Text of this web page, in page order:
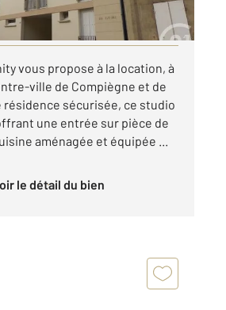
vous propose à la location, à
ville de Compiègne et de
résidence sécurisée, ce studio
une entrée sur pièce de
aménagée et équipée ...
Voir le détail du bien